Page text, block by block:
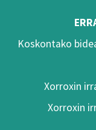
Koskontako
Xorroxin
Xorroxin